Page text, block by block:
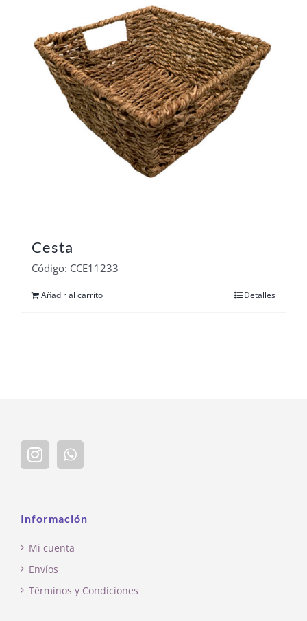
Cesta
Código: CCE11233
Añadir al carrito Detalles
Información
Mi cuenta
Envíos
Términos y Condiciones